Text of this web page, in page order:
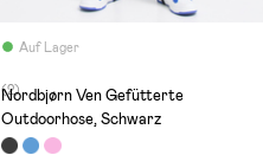
Auf Lager
(2)
Nordbjørn Ven Gefütterte
Outdoorhose, Schwarz